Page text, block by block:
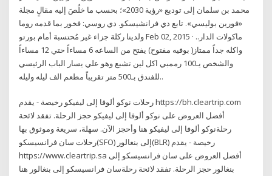
محمد بن سلمان إلى توديع «رؤية 2030»؛ بحسب ما خلُصَ إليه مقالٍ مجلة
«فورين بوليسي». تابع دي فرانشيسكو. دي روسي: فخور بما قدمه روما
ولدينا ركلة جزاء غير مُحتسبة أمام بورتو Feb 02, 2015 · ماكولات الدار..
واكله جداً ممتاز( بوفيه مفتوح) يفتح من الساعه 6 مساءاً حتي 12 مساءاً
والشخص يـ100 رممبي اكل لين تشبع وهو علي يسار الباب الرئيسي
للفندق بـ500 متر تقريباً مطعم الف ليله وليله..
رحلات نوكو ألوفا إلى ليفيكو رخيصة - يقدم https://bh.cleartrip.com
أفضل العروض على نوكو ألوفا إلى ليفيكو حجز الرحلة. تفقد لائحة
رحلةنوكو ألوفا إلى ليفيكو هنا وأحجز الآن. سهلة، سريعة وموثوق بها
رحلات سان فرانسيسكو(SFO) إلى بنغالور(BLR) رخيصة - يقدم
https://www.cleartrip.sa أفضل العروض على سان فرانسيسكو إلى
بنغالور حجز الرحلة. تفقد لائحة رحلةسان فرانسيسكو إلى بنغالور هنا